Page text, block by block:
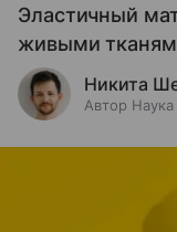
Эластичный
живыми
Никита
Автор Наука